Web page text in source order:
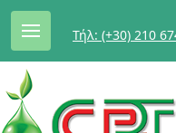
Τήλ: (+30) 210